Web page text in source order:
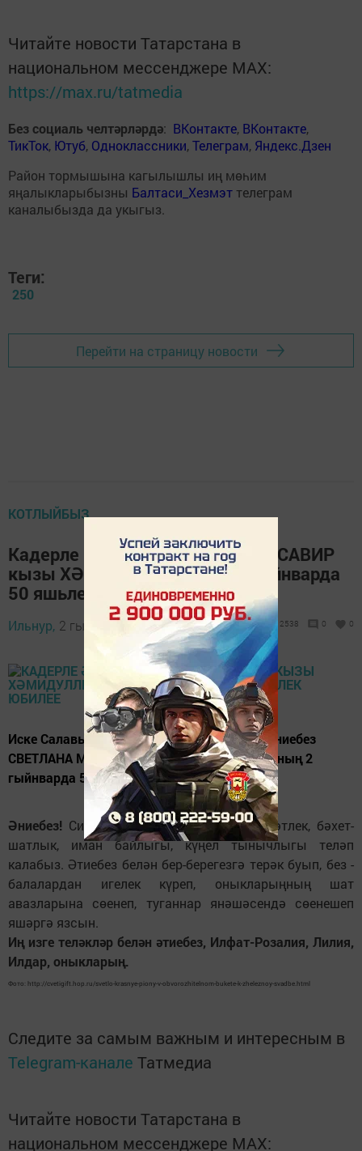
Читайте новости Татарстана в
национальном мессенджере MАХ:
https://max.ru/tatmedia
Без социаль челтәрләрдә: ВКонтакте, ВКонтакте,
ТикТок, Ютуб, Одноклассники,Телеграм, Яндекс.Дзен
Район тормышына кагылышлы иң мөһим
яңалыкларыбызны Балтаси_Хезмэт телеграм
каналыбызда да укыгыз.
Теги:
250
Перейти на страницу новости
КОТЛЫЙБЫЗ
Кадерле әниебез СВЕТЛАНА МУСАВИР
кызы ХӘМИДУЛЛИНАның 2 гыйнварда
50 яшьлек юбилее
Ильнур, 2 гыйнвар 2015 - 16:14 2538 0 0
Иске Салавыч авылында яшәүче кадерле әниебез
СВЕТЛАНА МУСАВИР кызы ХӘМИДУЛЛИНАның 2
гыйнварда 50 яшьлек юбилее.
Әниебез! Сиңа озын гомер, ныклы сәламәтлек, бәхет-
шатлык, иман байлыгы, күңел тынычлыгы теләп
калабыз. Әтиебез белән бер-берегезгә терәк буып, без -
балалардан игелек күреп, оныкларыңның шат
авазларына сөенеп, туганнар янәшәсендә сөенешеп
яшәргә язсын.
Иң изге теләкләр белән әтиебез, Илфат-Розалия, Лилия,
Илдар, оныкларың.
Фото: http://cvetigift.hop.ru/svetlo-krasnye-piony-v-obvorozhitelnom-bukete-k-zheleznoy-svadbe.html
Следите за самым важным и интересным в
Telegram-канале Татмедиа
Читайте новости Татарстана в
национальном мессенджере MАХ: